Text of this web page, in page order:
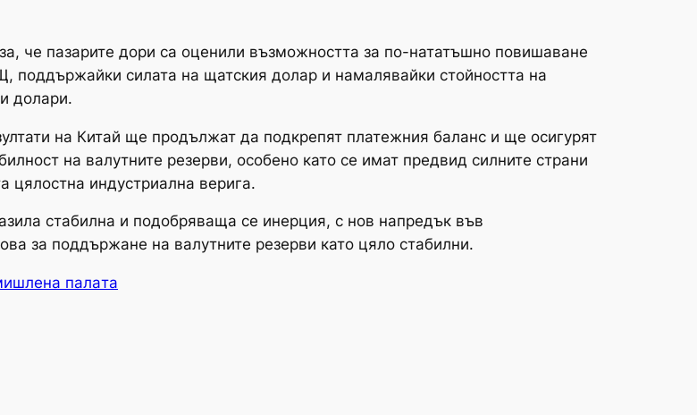
че пазарите дори са оценили възможността за по-нататъшно повишаване
поддържайки силата на щатския долар и намалявайки стойността на
долари.
на Китай ще продължат да подкрепят платежния баланс и ще осигурят
на валутните резерви, особено като се имат предвид силните страни
цялостна индустриална верига.
стабилна и подобряваща се инерция, с нов напредък във
за поддържане на валутните резерви като цяло стабилни.
палaта